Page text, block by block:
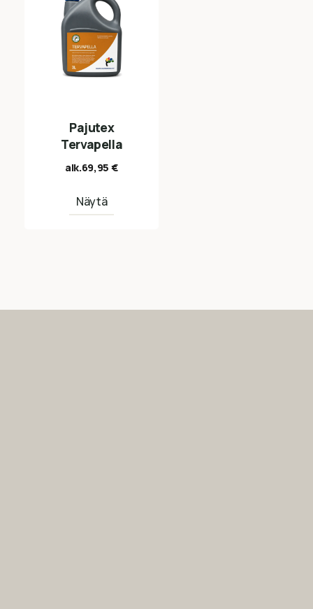
Pajutex
Tervapella
alk.69,95 €
Näytä